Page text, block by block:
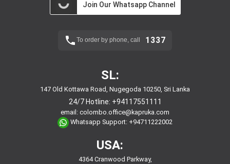
Join Our Whatsapp Channel
To order by phone, call 1337
SL:
147 Old Kottawa Road, Nugegoda 10250, Sri Lanka
24/7 Hotline: +94117551111
email: colombo.office@kapruka.com
Whatsapp Support: +94711222002
USA:
4364 Cranwood Parkway,